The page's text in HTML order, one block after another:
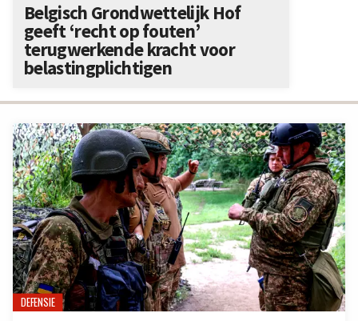
DEFENSIE
Belgisch Grondwettelijk Hof
geeft ‘recht op fouten’
terugwerkende kracht voor
belastingplichtigen